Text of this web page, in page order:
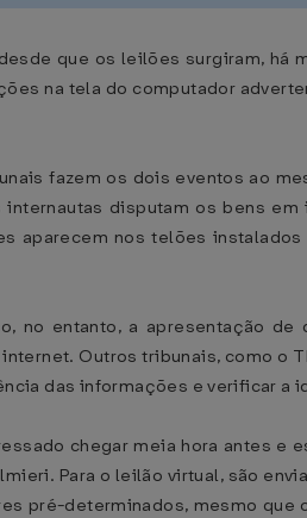
que os leilões surgiram, há
na tela do computador
fazem os dois eventos ao
disputam os bens
aparecem nos telões
no entanto, a apresentação
Outros tribunais, como o
das informações e verificar a
chegar meia hora antes e
Para o leilão virtual, são
pré-determinados, mesmo que